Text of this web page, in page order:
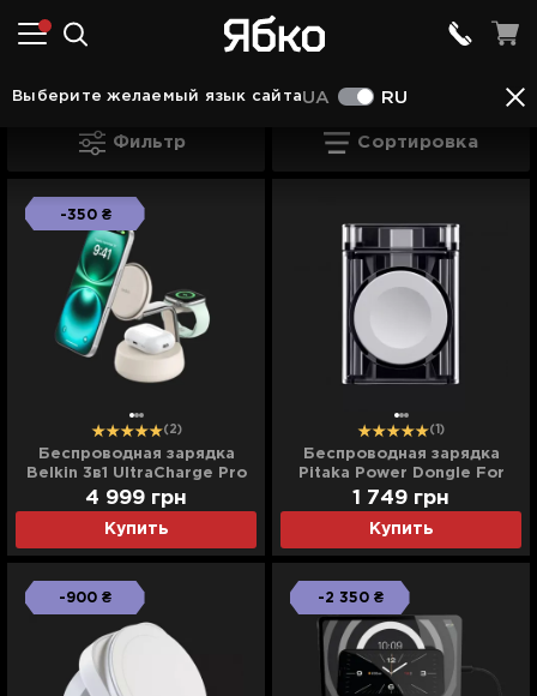
Выберите желаемый язык сайтаUA RU
Аксессуары в Виннице Зарядные устройства
Зарядные устройства для Apple
Фильтр Сортировка
-350 ₴
(2)
Беспроводная зарядка
Belkin 3в1 UltraCharge Pro
Magnetic Charging 25Вт
Dock (Sand)
Купить
4 999 грн
(1)
Беспроводная зарядка
Pitaka Power Dongle For
Apple Watch (PD1001)
Купить
1 749 грн
-900 ₴ -2 350 ₴